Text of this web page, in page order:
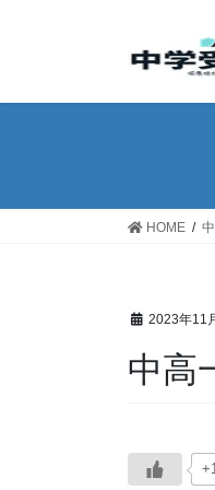
HOME
2023年11
中高